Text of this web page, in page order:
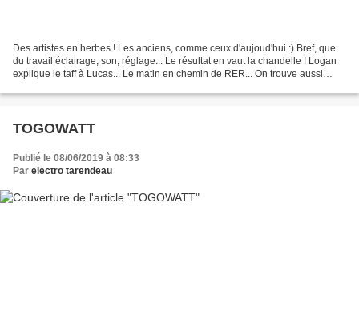
Des artistes en herbes ! Les anciens, comme ceux d'aujoud'hui :) Bref, que
du travail éclairage, son, réglage... Le résultat en vaut la chandelle ! Logan
explique le taff à Lucas... Le matin en chemin de RER... On trouve aussi
TOGOWATT
Publié le 08/06/2019 à 08:33
Par electro tarendeau